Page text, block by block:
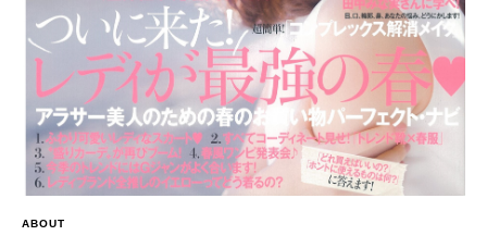
ABOUT